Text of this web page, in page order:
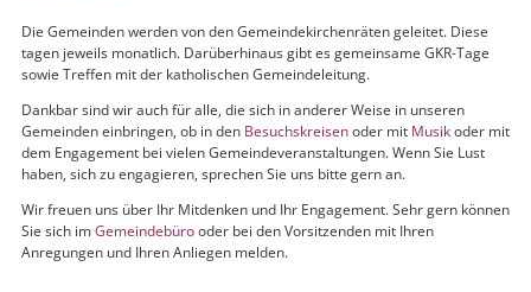
Die Gemeinden werden von den Gemeindekirchenräten geleitet. Diese
tagen jeweils monatlich. Darüberhinaus gibt es gemeinsame GKR-Tage
sowie Treffen mit der katholischen Gemeindeleitung.
Dankbar sind wir auch für alle, die sich in anderer Weise in unseren
Gemeinden einbringen, ob in den Besuchskreisenoder mit Musikoder mit
dem Engagement bei vielen Gemeindeveranstaltungen. Wenn Sie Lust
haben, sich zu engagieren, sprechen Sie uns bitte gern an.
Wir freuen uns über Ihr Mitdenken und Ihr Engagement. Sehr gern können
Sie sich imGemeindebürooder bei den Vorsitzenden mit Ihren
Anregungen und Ihren Anliegen melden.